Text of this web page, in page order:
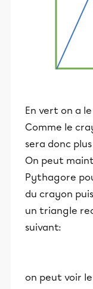
En vert on a
Comme le
sera donc
On peut
Pythagore
du crayon
un triangle
suivant:
on peut voir